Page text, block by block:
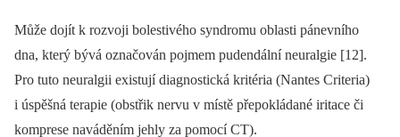
Může dojít k rozvoji bolestivého syndromu oblasti pánevního
dna, který bývá označován pojmem pudendální neuralgie [12].
Pro tuto neuralgii existují diagnostická kritéria (Nantes Criteria)
i úspěšná terapie (obstřik nervu v místě přepokládané iritace či
komprese naváděním jehly za pomocí CT).